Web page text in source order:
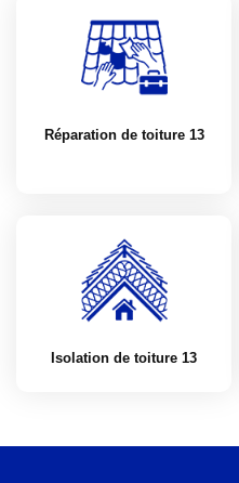
Réparation de toiture 13
Isolation de toiture 13